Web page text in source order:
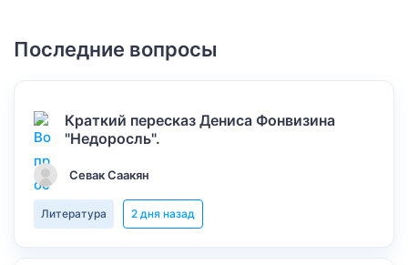
Последние вопросы
Краткий пересказ Дениса Фонвизина
"Недоросль".
Севак Саакян
Литература 2 дня назад